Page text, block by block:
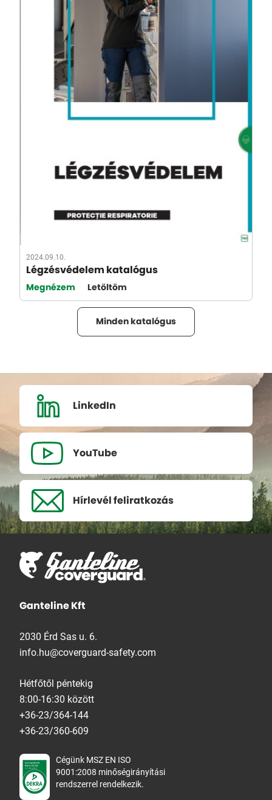
2024.09.10.
Légzésvédelem katalógus
Megnézem Letöltöm
Minden katalógus
LinkedIn
YouTube
Hírlevél feliratkozás
Ganteline Kft
2030 Érd Sas u. 6.
info.hu@coverguard-safety.com
Hétfőtől péntekig
8:00-16:30 között
+36-23/364-144
+36-23/360-609
Cégünk MSZ EN ISO
9001:2008 minőségirányítási
rendszerrel rendelkezik.